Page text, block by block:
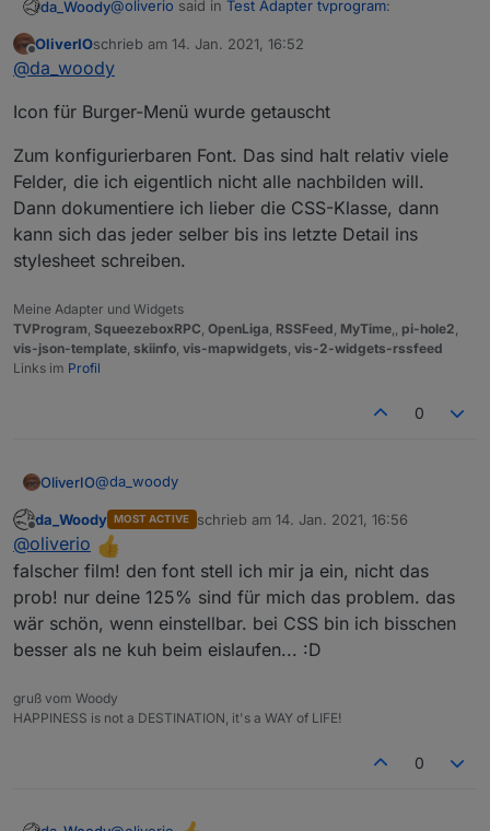
da_Woody@oliverio said in Test Adapter tvprogram:
ich glaub, die AW kannst du dir selbst geben! ;)
durch die möglichkeit verschiedener schriftarten,
siehts dann oft anders aus wenn das fix ist. mit
Jura-Demi... und fett siehts schon angenehmer aus.
Offline
OliverIOschrieb am 14. Jan. 2021, 16:52
zuletzt editiert von
@da_woody
Icon für Burger-Menü wurde getauscht
Zum konfigurierbaren Font. Das sind halt relativ viele
Felder, die ich eigentlich nicht alle nachbilden will.
Dann dokumentiere ich lieber die CSS-Klasse, dann
kann sich das jeder selber bis ins letzte Detail ins
stylesheet schreiben.
Meine Adapter und Widgets
TVProgram, SqueezeboxRPC, OpenLiga, RSSFeed, MyTime,, pi-hole2,
vis-json-template, skiinfo, vis-mapwidgets, vis-2-widgets-rssfeed
Links im Profil
0
OliverIO@da_woody
Icon für Burger-Menü wurde getauscht
Zum konfigurierbaren Font. Das sind halt relativ viele
Felder, die ich eigentlich nicht alle nachbilden will.
Dann dokumentiere ich lieber die CSS-Klasse, dann
kann sich das jeder selber bis ins letzte Detail ins
stylesheet schreiben.
Offline
da_Woody MOST ACTIVE schrieb am 14. Jan. 2021, 16:56
zuletzt editiert von
@oliverio
falscher film! den font stell ich mir ja ein, nicht das
prob! nur deine 125% sind für mich das problem. das
wär schön, wenn einstellbar. bei CSS bin ich bisschen
besser als ne kuh beim eislaufen... :D
gruß vom Woody
HAPPINESS is not a DESTINATION, it's a WAY of LIFE!
0